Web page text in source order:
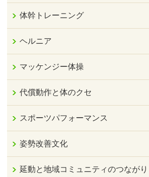
体幹トレーニング
ヘルニア
マッケンジー体操
代償動作と体のクセ
スポーツパフォーマンス
姿勢改善文化
延動と地域コミュニティのつながり